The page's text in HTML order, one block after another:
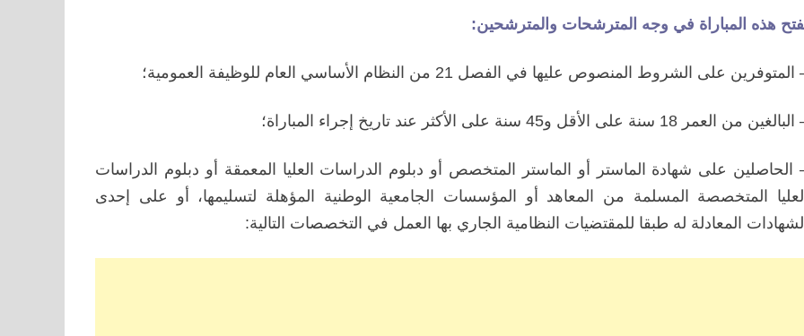
هذه المباراة في وجه المترشحات والمترشحين:
على الشروط المنصوص عليها في الفصل 21 من النظام الأساسي العام للوظيفة العمومية؛
من العمر 18 سنة على الأقل و45 سنة على الأكثر عند تاريخ إجراء المباراة ؛
الحاصلين على شهادة الماستر أو الماستر المتخصص أو دبلوم الدراسات العليا المعمقة أو دبلوم الدراسات
المتخصصة المسلمة من المعاهد أو المؤسسات الجامعية الوطنية المؤهلة لتسليمها، أو على إحدى
المعادلة له طبقا للمقتضيات النظامية الجاري بها العمل في التخصصات التالية: